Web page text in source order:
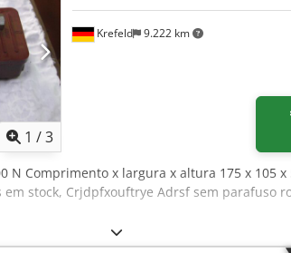
1 /3
Krefeld 9.222 km
N Comprimento x largura x altura 175 x 105 x
em stock, Crjdpfxouftrye Adrsf sem parafuso